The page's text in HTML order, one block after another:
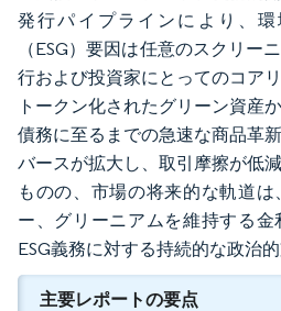
発行パイプラインにより、
（ESG）要因は任意のスクリー
行および投資家にとってのコア
トークン化されたグリーン資産
債務に至るまでの急速な商品革
バースが拡大し、取引摩擦が低
ものの、市場の将来的な軌道は
ー、グリーニアムを維持する
ESG義務に対する持続的な政治
主要レポートの要点